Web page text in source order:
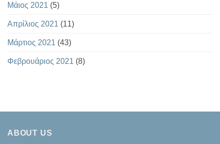
Μάιος 2021 (5)
Απρίλιος 2021 (11)
Μάρτιος 2021 (43)
Φεβρουάριος 2021 (8)
ABOUT US